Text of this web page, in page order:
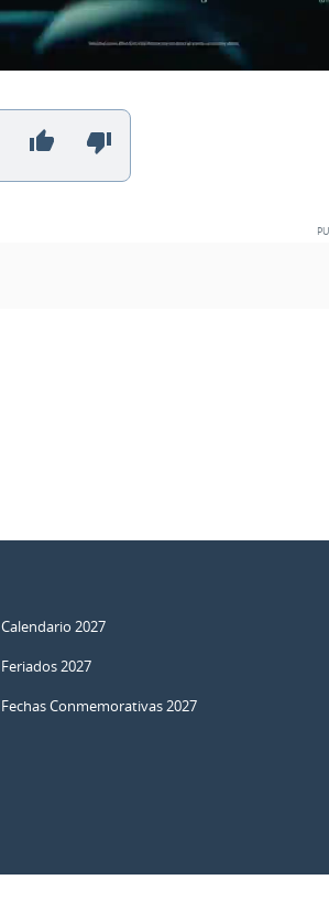
Calendario 2027
Feriados 2027
Fechas Conmemorativas 2027